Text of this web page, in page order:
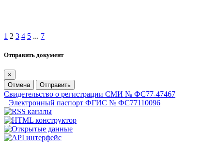
1 2 3 4 5 ... 7
Отправить документ
×
Отмена
Отправить
Свидетельство о регистрации СМИ № ФС77-47467
Электронный паспорт ФГИС № ФС77110096